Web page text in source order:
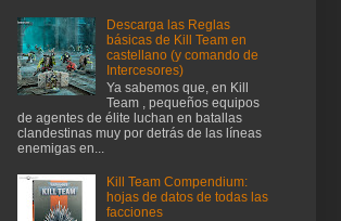
Descarga las Reglas
básicas de Kill Team en
castellano (y comando de
Intercesores)
Ya sabemos que, en Kill
Team , pequeños equipos
de agentes de élite luchan en batallas
clandestinas muy por detrás de las líneas
enemigas en...
Kill Team Compendium:
hojas de datos de todas las
facciones